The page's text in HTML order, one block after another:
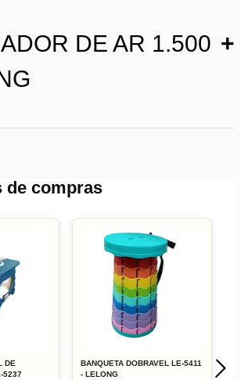
DE AR 1.500 +
de compras
DE
5237
BANQUETA DOBRAVEL LE-5411
- LELONG